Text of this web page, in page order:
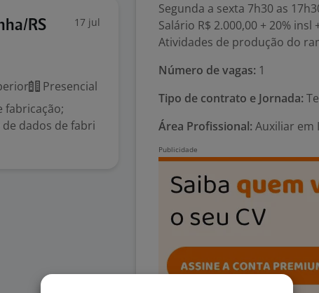
RS 17 jul
Presencial
fabricação;
dados de fabri
Segunda a sexta 7h30 as
Salário R$ 2.000,00 + 20%
Atividades de produção do
Número de vagas: 1
Tipo de contrato e Jornada:
Área Profissional: Auxiliar em